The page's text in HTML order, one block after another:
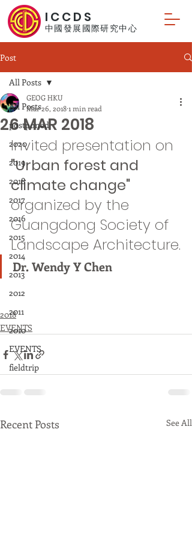
ICCDS
中國發展國際研究中心
Post
All Posts
postponed
2020
2019
2018
2017
2016
2015
2014
2013
2012
2011
2010
EVENTS
fieldtrip
All Posts
26 MAR 2018
GEOG HKU
Mar 26, 20181 min read
Invited presentation on
"Urban forest and
climate change"
organized by the
Guangdong Society of
Landscape Architecture.
Dr. Wendy Y Chen
2018
EVENTS
Recent Posts See All